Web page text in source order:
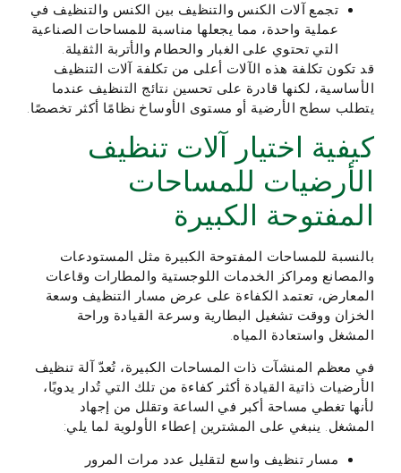
تجمع آلات الكنس والتنظيف بين الكنس والتنظيف في
عملية واحدة، مما يجعلها مناسبة للمساحات الصناعية
التي تحتوي على الغبار والحطام والأتربة الثقيلة.
قد تكون تكلفة هذه الآلات أعلى من تكلفة آلات التنظيف
الأساسية، لكنها قادرة على تحسين نتائج التنظيف عندما
يتطلب سطح الأرضية أو مستوى الأوساخ نظامًا أكثر تخصصًا.
كيفية اختيار آلات تنظيف
الأرضيات للمساحات
المفتوحة الكبيرة
بالنسبة للمساحات المفتوحة الكبيرة مثل المستودعات
والمصانع ومراكز الخدمات اللوجستية والمطارات وقاعات
المعارض، تعتمد الكفاءة على عرض مسار التنظيف وسعة
الخزان ووقت تشغيل البطارية وسرعة القيادة وراحة
المشغل واستعادة المياه.
في معظم المنشآت ذات المساحات الكبيرة، تُعدّ آلة تنظيف
الأرضيات ذاتية القيادة أكثر كفاءة من تلك التي تُدار يدويًا،
لأنها تغطي مساحة أكبر في الساعة وتقلل من إجهاد
المشغل. ينبغي على المشترين إعطاء الأولوية لما يلي:
مسار تنظيف واسع لتقليل عدد مرات المرور